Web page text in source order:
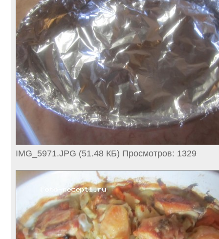
IMG_5971.JPG (51.48 КБ) Просмотров: 1329